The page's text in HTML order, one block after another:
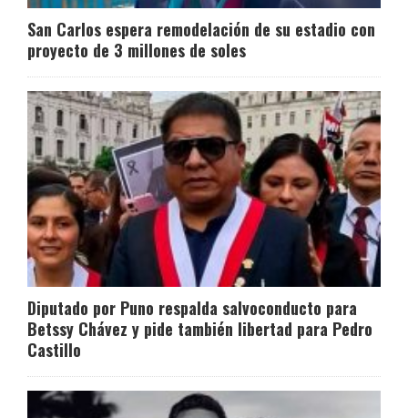
San Carlos espera remodelación de su estadio con
proyecto de 3 millones de soles
Diputado por Puno respalda salvoconducto para
Betssy Chávez y pide también libertad para Pedro
Castillo